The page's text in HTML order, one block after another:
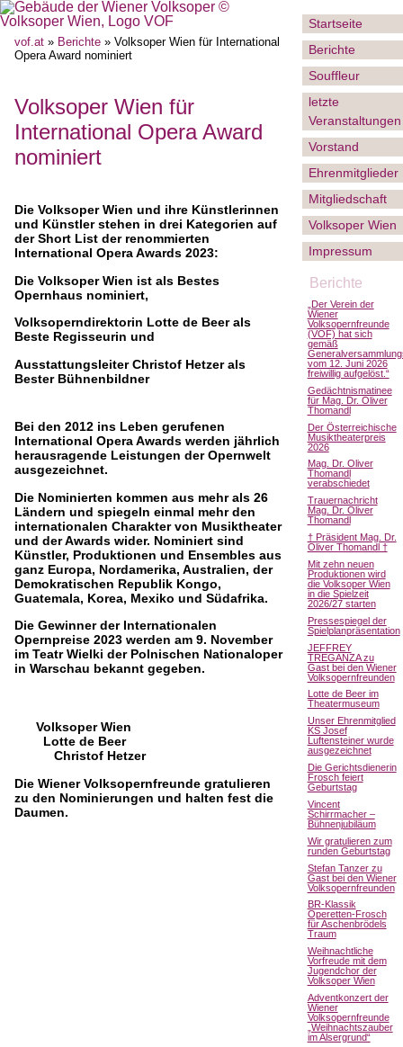
vof.at » Berichte » Volksoper Wien für International
Opera Award nominiert
Volksoper Wien für
International Opera Award
nominiert
Die Volksoper Wien und ihre Künstlerinnen
und Künstler stehen in drei Kategorien auf
der Short List der renommierten
International Opera Awards 2023:
Die Volksoper Wien ist als Bestes
Opernhaus nominiert,
Volksoperndirektorin Lotte de Beer als
Beste Regisseurin und
Ausstattungsleiter Christof Hetzer als
Bester Bühnenbildner
Bei den 2012 ins Leben gerufenen
International Opera Awards werden jährlich
herausragende Leistungen der Opernwelt
ausgezeichnet.
Die Nominierten kommen aus mehr als 26
Ländern und spiegeln einmal mehr den
internationalen Charakter von Musiktheater
und der Awards wider. Nominiert sind
Künstler, Produktionen und Ensembles aus
ganz Europa, Nordamerika, Australien, der
Demokratischen Republik Kongo,
Guatemala, Korea, Mexiko und Südafrika.
Die Gewinner der Internationalen
Opernpreise 2023 werden am 9. November
im Teatr Wielki der Polnischen Nationaloper
in Warschau bekannt gegeben.
Volksoper Wien
Lotte de Beer
Christof Hetzer
Die Wiener Volksopernfreunde gratulieren
zu den Nominierungen und halten fest die
Daumen.
Startseite
Berichte
Souffleur
letzte
Veranstaltungen
Vorstand
Ehrenmitglieder
Mitgliedschaft
Volksoper Wien
Impressum
Berichte
„Der Verein der
Wiener
Volksopernfreunde
(VOF) hat sich
gemäß
vom 12. Juni 2026
freiwillig aufgelöst.“
Gedächtnismatinee
für Mag. Dr. Oliver
Thomandl
Der Österreichische
Musiktheaterpreis
2026
Mag. Dr. Oliver
Thomandl
verabschiedet
Trauernachricht
Mag. Dr. Oliver
Thomandl
† Präsident Mag. Dr.
Oliver Thomandl †
Mit zehn neuen
Produktionen wird
die Volksoper Wien
in die Spielzeit
2026/27 starten
Pressespiegel der
Spielplanpräsentation
JEFFREY
TREGANZA zu
Gast bei den Wiener
Volksopernfreunden
Lotte de Beer im
Theatermuseum
Unser Ehrenmitglied
KS Josef
Luftensteiner wurde
ausgezeichnet
Die Gerichtsdienerin
Frosch feiert
Geburtstag
Vincent
Schirrmacher –
Bühnenjubiläum
Wir gratulieren zum
runden Geburtstag
Stefan Tanzer zu
Gast bei den Wiener
Volksopernfreunden
BR-Klassik
Operetten-Frosch
für Aschenbrödels
Traum
Weihnachtliche
Vorfreude mit dem
Jugendchor der
Volksoper Wien
Adventkonzert der
Wiener
Volksopernfreunde
„Weihnachtszauber
im Alsergrund“